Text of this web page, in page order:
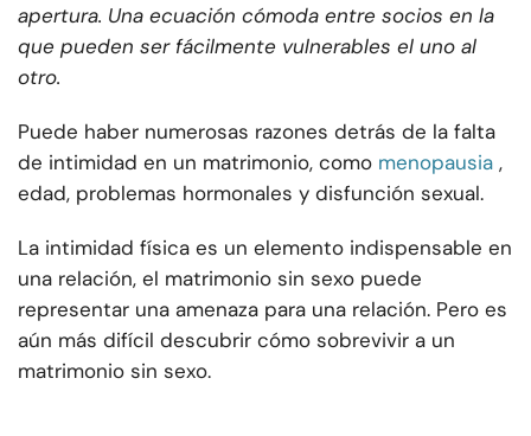
apertura. Una ecuación cómoda entre socios en la
que pueden ser fácilmente vulnerables el uno al
otro.
Puede haber numerosas razones detrás de la falta
de intimidad en un matrimonio, como menopausia ,
edad, problemas hormonales y disfunción sexual.
La intimidad física es un elemento indispensable en
una relación, el matrimonio sin sexo puede
representar una amenaza para una relación. Pero es
aún más difícil descubrir cómo sobrevivir a un
matrimonio sin sexo.